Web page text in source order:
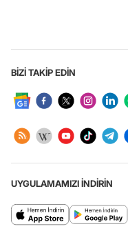
BİZİ TAKİP EDİN
UYGULAMAMIZI İNDİRİN